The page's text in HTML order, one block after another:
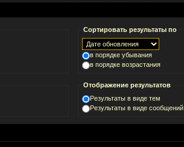
Сортировать результаты по
в порядке убывания
в порядке возрастания
Отображение результатов
Результаты в виде тем
Результаты в виде сообщений